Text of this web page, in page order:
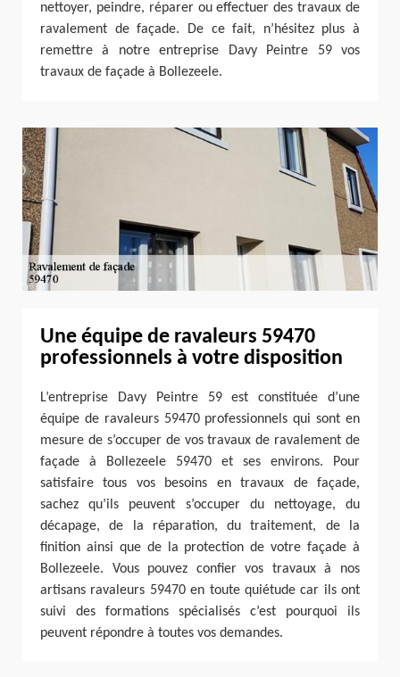
nettoyer, peindre, réparer ou effectuer des travaux de
ravalement de façade. De ce fait, n’hésitez plus à
remettre à notre entreprise Davy Peintre 59 vos
travaux de façade à Bollezeele.
Une équipe de ravaleurs 59470
professionnels à votre disposition
L’entreprise Davy Peintre 59 est constituée d’une
équipe de ravaleurs 59470 professionnels qui sont en
mesure de s’occuper de vos travaux de ravalement de
façade à Bollezeele 59470 et ses environs. Pour
satisfaire tous vos besoins en travaux de façade,
sachez qu’ils peuvent s’occuper du nettoyage, du
décapage, de la réparation, du traitement, de la
finition ainsi que de la protection de votre façade à
Bollezeele. Vous pouvez confier vos travaux à nos
artisans ravaleurs 59470 en toute quiétude car ils ont
suivi des formations spécialisés c’est pourquoi ils
peuvent répondre à toutes vos demandes.